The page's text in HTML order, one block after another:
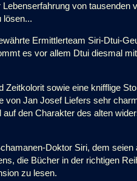
von
lösen...
Ermittlerteam Siri-Dtui-
es vor allem Dtui diesmal
Zeitkolorit sowie eine knifflige
von Jan Josef Liefers sehr
den Charakter des alten
Doktor Siri, dem
die Bücher in der richtigen
zu lesen.